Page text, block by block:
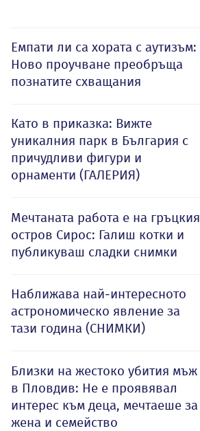
Емпати ли са хората с аутизъм:
Ново проучване преобръща
познатите схващания
Като в приказка: Вижте
уникалния парк в България с
причудливи фигури и
орнаменти (ГАЛЕРИЯ)
Мечтаната работа е на гръцкия
остров Сирос: Галиш котки и
публикуваш сладки снимки
Наближава най-интересното
астрономическо явление за
тази година (СНИМКИ)
Близки на жестоко убития мъж
в Пловдив: Не е проявявал
интерес към деца, мечтаеше за
жена и семейство